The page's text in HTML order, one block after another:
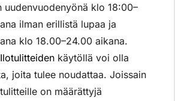
uudenvuodenyönä klo 18:00–
ilman erillistä lupaa ja
klo 18.00–24.00 aikana.
Ilotulitteiden käytöllä voi olla
joita tulee noudattaa. Joissain
on määrättyjä